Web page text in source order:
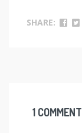
SHARE:
1 COMMENT